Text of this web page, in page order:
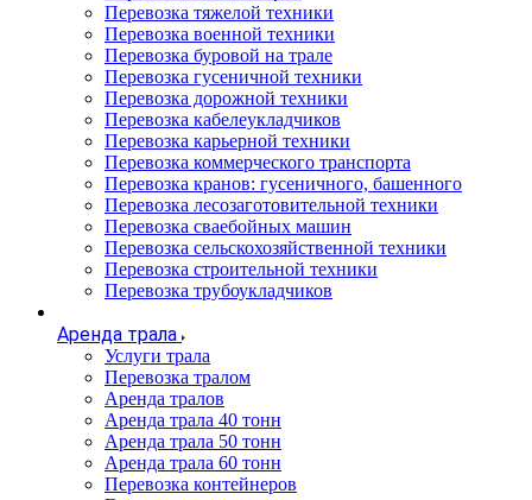
Перевозка тяжелой техники
Перевозка военной техники
Перевозка буровой на трале
Перевозка гусеничной техники
Перевозка дорожной техники
Перевозка кабелеукладчиков
Перевозка карьерной техники
Перевозка коммерческого транспорта
Перевозка кранов: гусеничного, башенного
Перевозка лесозаготовительной техники
Перевозка сваебойных машин
Перевозка сельскохозяйственной техники
Перевозка строительной техники
Перевозка трубоукладчиков
Аренда трала
Услуги трала
Перевозка тралом
Аренда тралов
Аренда трала 40 тонн
Аренда трала 50 тонн
Аренда трала 60 тонн
Перевозка контейнеров